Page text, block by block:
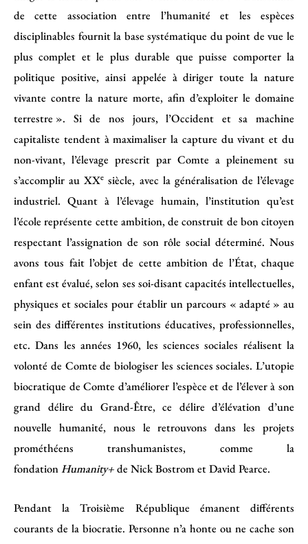
de cette association entre l’humanité et les espèces
disciplinables fournit la base systématique du point de vue le
plus complet et le plus durable que puisse comporter la
politique positive, ainsi appelée à diriger toute la nature
vivante contre la nature morte, afin d’exploiter le domaine
terrestre ». Si de nos jours, l’Occident et sa machine
capitaliste tendent à maximaliser la capture du vivant et du
non-vivant, l’élevage prescrit par Comte a pleinement su
s’accomplir au XXe siècle, avec la généralisation de l’élevage
industriel. Quant à l’élevage humain, l’institution qu’est
l’école représente cette ambition, de construit de bon citoyen
respectant l’assignation de son rôle social déterminé. Nous
avons tous fait l’objet de cette ambition de l’État, chaque
enfant est évalué, selon ses soi-disant capacités intellectuelles,
physiques et sociales pour établir un parcours « adapté » au
sein des différentes institutions éducatives, professionnelles,
etc. Dans les années 1960, les sciences sociales réalisent la
volonté de Comte de biologiser les sciences sociales. L’utopie
biocratique de Comte d’améliorer l’espèce et de l’élever à son
grand délire du Grand-Être, ce délire d’élévation d’une
nouvelle humanité, nous le retrouvons dans les projets
prométhéens transhumanistes, comme la
fondationHumanity+de Nick Bostrom et David Pearce.
Pendant la Troisième République émanent différents
courants de la biocratie. Personne n’a honte ou ne cache son